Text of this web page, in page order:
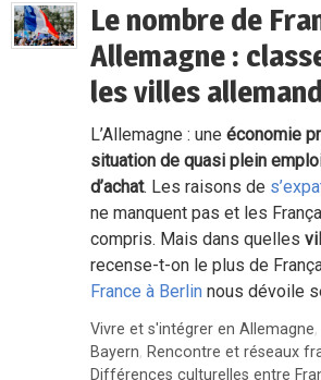
Le nombre de
Allemagne :
les villes
L’Allemagne : uneéconomie
situation de quasi plein
d’achat. Les raisons de
ne manquent pas et les
compris. Mais dans quelles
recense-t-on le plus de
France à Berlin nous dévoile
Vivre et s'intégrer en Allemagne,
Bayern, Rencontre et réseaux
Différences culturelles entre